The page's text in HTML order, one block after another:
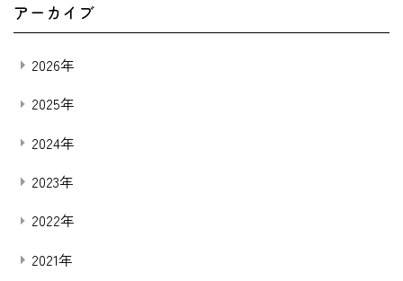
アーカイブ
2026年
2025年
2024年
2023年
2022年
2021年